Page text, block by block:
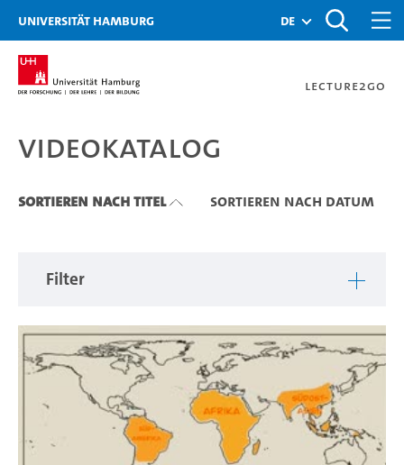
Zu den Filtern
Zur Metanavigation
Zur Hauptnavigation
Zur Suche
Zum Inhalt
Zum Seitenfuss
Universität Hamburg de
Lecture2Go
Videokatalog
Videokatalog
Sortieren nach Titel Sortieren nach Datum
Filter